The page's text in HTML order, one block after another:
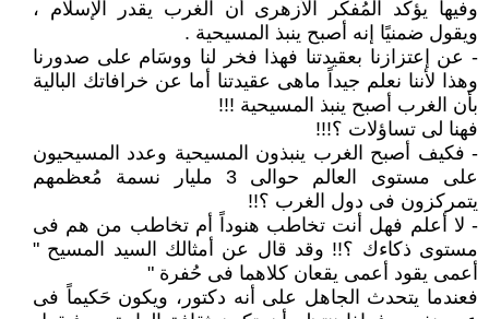
وفيها يؤكد المُفكر الأزهرى أن الغرب يقدر الإسلام ،
ويقول ضمنيًا إنه أصبح ينبذ المسيحية .
- عن إعتزازنا بعقيدتنا فهذا فخر لنا ووسَام على صدورنا
وهذا لأننا نعلم جيداً ماهى عقيدتنا أما عن خرافاتك البالية
بأن الغرب أصبح ينبذ المسيحية !!!
فهنا لى تساؤلات ؟!!!
- فكيف أصبح الغرب ينبذون المسيحية وعدد المسيحيون
على مستوى العالم حوالى 3 مليار نسمة مُعظمهم
يتمركزون فى دول الغرب ؟!!
- لا أعلم فهل أنت تخاطب هنوداً أم تخاطب من هم فى
مستوى ذكاءك ؟!! وقد قال عن أمثالك السيد المسيح "
أعمى يقود أعمى يقعان كلاهما فى حُفرة "
فعندما يتحدث الجاهل على أنه دكتور، ويكون حَكيماً فى